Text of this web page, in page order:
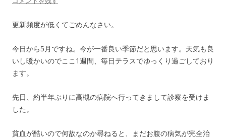
更新頻度が低くてごめんなさい。
今日から5月ですね。今が一番良い季節だと思います。天気も良
いし暖かいのでここ1週間、毎日テラスでゆっくり過ごしており
ます。
先日、約半年ぶりに高槻の病院へ行ってきまして診察を受けま
した。
貧血が酷いので何故なのか尋ねると、まだお腹の病気が完全治